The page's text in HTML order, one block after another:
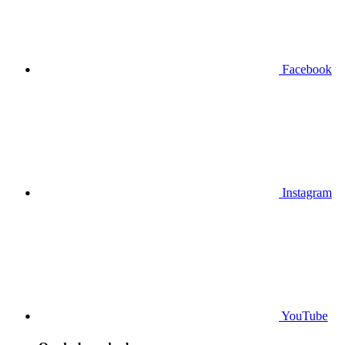
Facebook
Instagram
YouTube